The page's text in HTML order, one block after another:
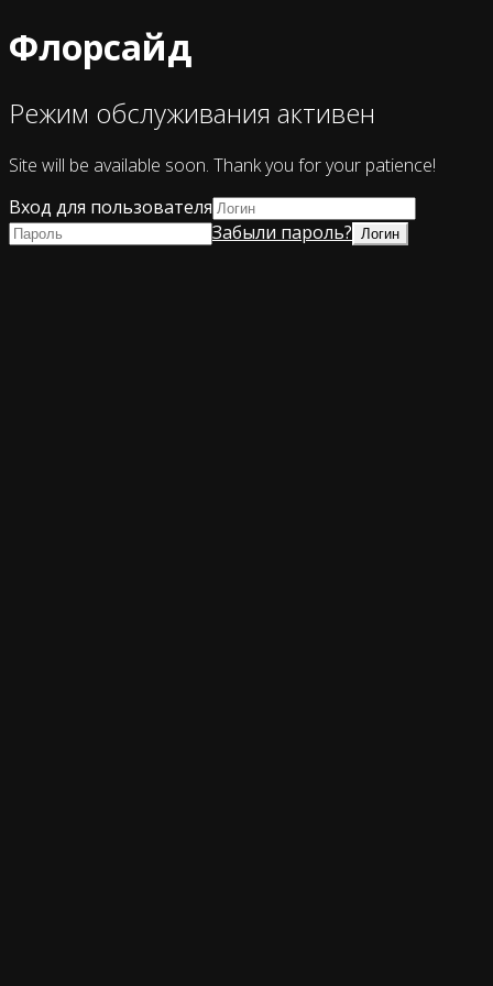
Флорсайд
Режим обслуживания активен
Site will be available soon. Thank you for your patience!
Вход для пользователя
Забыли пароль?